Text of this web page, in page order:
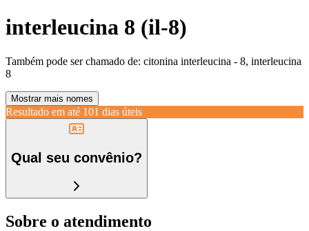
interleucina 8 (il-8)
Também pode ser chamado de: citonina interleucina - 8, interleucina
8
Mostrar mais nomes
Resultado em até 101 dias úteis
Qual seu convênio?
Sobre o atendimento